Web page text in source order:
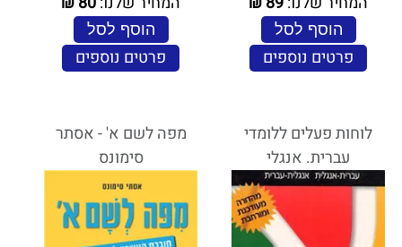
הוסף לסל
פרטים נוספים
הוסף לסל
פרטים נוספים
לוחות פעלים ללומדי
עברית. אנגלי
מפה לשם א' - אסתר
סימונס